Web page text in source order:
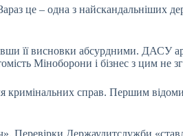
це – одна з найскандальніших
її висновки абсурдними. ДАСУ
Міноборони і бізнес з цим не
кримінальних справ. Першим
Держаудитслужби